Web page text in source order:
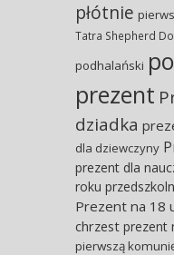
płótnie
Tatra Shepherd
podhalański
prezent
dziadka
dla dziewczyny
prezent dla
roku
Prezent na 18
chrzest prezent
pierwszą